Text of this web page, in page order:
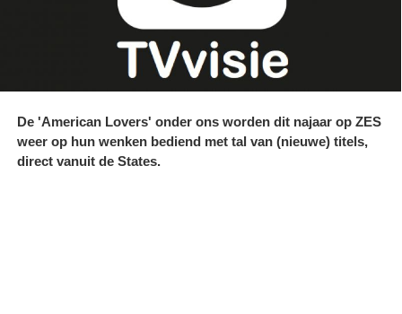
De 'American Lovers' onder ons worden dit najaar op ZES
weer op hun wenken bediend met tal van (nieuwe) titels,
direct vanuit de States.